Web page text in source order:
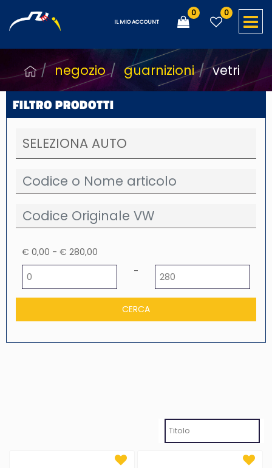
IL MIO ACCOUNT
0 0
negozio guarnizioni vetri
FILTRO PRODOTTI
€ 0,00 - € 280,00
-